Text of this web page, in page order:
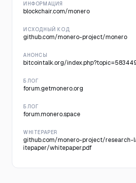
ИНФОРМАЦИЯ
blockchair.com/monero
ИСХОДНЫЙ КОД
github.com/monero-project/monero
АНОНСЫ
bitcointalk.org/
БЛОГ
forum.getmonero.org
БЛОГ
forum.monero.space
WHITEPAPER
github.com/monero-project/
itepaper/whitepaper.pdf